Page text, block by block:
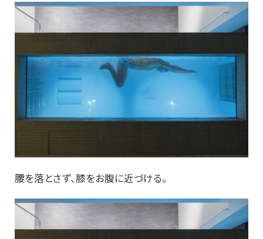
腰を落とさず、膝をお腹に近づける。